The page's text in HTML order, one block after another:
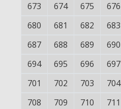
673
674 675 676
680
681 682 683
687
688 689 690
694
695 696 697
701
702 703 704
708
709 710 711